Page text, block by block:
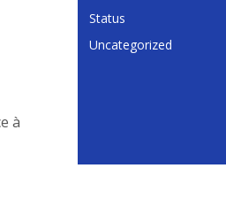
à
Status
Uncategorized